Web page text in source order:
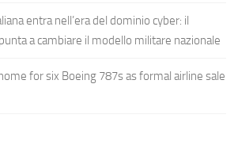
entra nell’era del dominio cyber: il
a cambiare il modello militare nazionale
for six Boeing 787s as formal airline sale